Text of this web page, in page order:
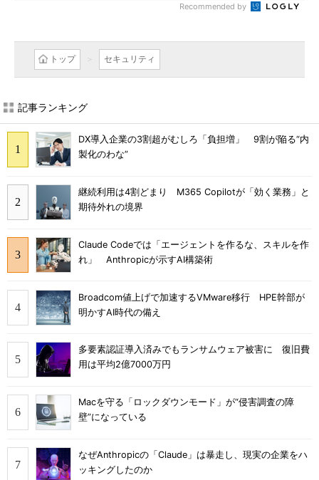
Recommended by
トップ セキュリティ
記事ランキング
DX導入企業の3割超がむしろ「負担増」 9割が陥る“内
製化のわな”
継続利用は4割どまり M365 Copilotが「効く業務」と
期待外れの境界
Claude Codeでは「エージェントを作るな、スキルを作
れ」 Anthropicが示すAI構築術
Broadcom値上げで加速するVMware移行 HPE幹部が
明かすAI時代の備え
多要素認証導入済みでもランサムウェア被害に 復旧費
用は平均2億7000万円
Macを守る「ロックダウンモード」が“侵害調査の障
壁”になっている
なぜAnthropicの「Claude」は暴走し、現実の企業をハ
ッキングしたのか